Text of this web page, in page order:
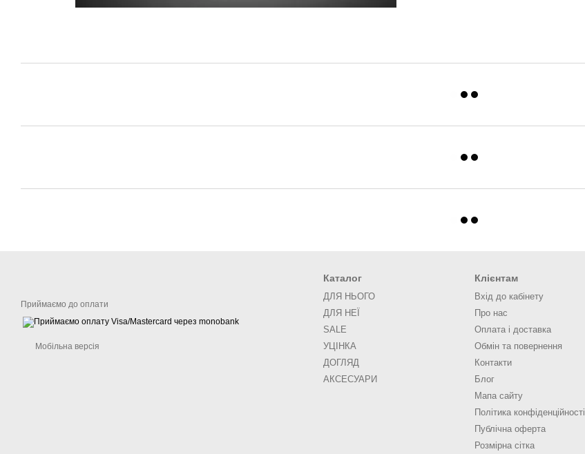
Приймаємо до оплати
Мобільна версія
Каталог
ДЛЯ НЬОГО
ДЛЯ НЕЇ
SALE
УЦІНКА
ДОГЛЯД
АКСЕСУАРИ
Клієнтам
Вхід до кабінету
Про нас
Оплата і доставка
Обмін та повернення
Контакти
Блог
Мапа сайту
Політика конфіденційності
Публічна оферта
Розмірна сітка